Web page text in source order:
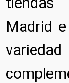
Madrid